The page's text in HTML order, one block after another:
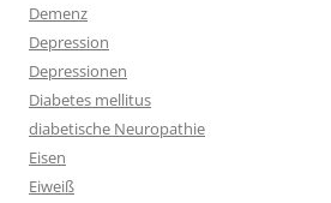
Demenz
Depression
Depressionen
Diabetes mellitus
diabetische Neuropathie
Eisen
Eiweiß